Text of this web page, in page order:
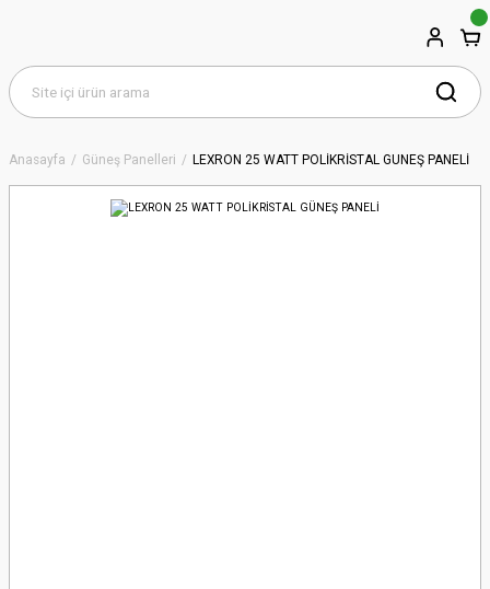
Anasayfa Güneş Panelleri LEXRON 25 WATT POLİKRİSTAL GÜNEŞ PANELİ